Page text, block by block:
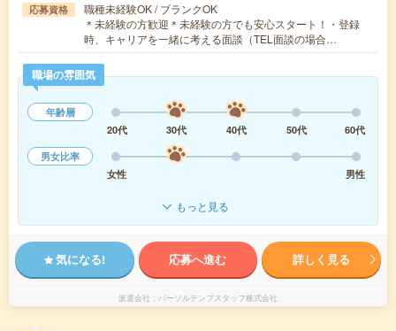
応募資格
職種未経験OK / ブランクOK
＊未経験の方歓迎＊未経験の方でも安心スタート！・登録
時、キャリアを一緒に考える面談（TEL面談の場合…
職場の雰囲気
年齢層
20代
30代 40代 50代
60代
男女比率
女性
男性
もっと見る
気になる! 応募へ進む 詳しく見る
派遣会社 パーソルテンプスタッフ株式会社